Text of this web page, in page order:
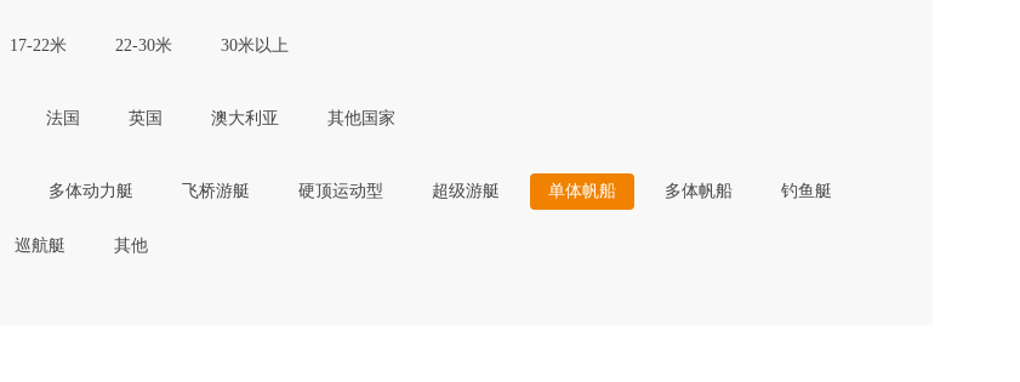
17-22米 22-30米 30米以上
法国 英国 澳大利亚 其他国家
多体动力艇 飞桥游艇 硬顶运动型 超级游艇 单体帆船 多体帆船 钓鱼艇
巡航艇 其他